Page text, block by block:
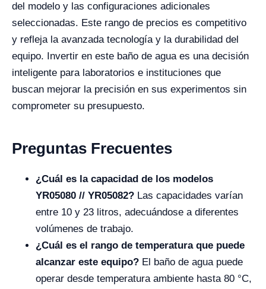
del modelo y las configuraciones adicionales
seleccionadas. Este rango de precios es competitivo
y refleja la avanzada tecnología y la durabilidad del
equipo. Invertir en este baño de agua es una decisión
inteligente para laboratorios e instituciones que
buscan mejorar la precisión en sus experimentos sin
comprometer su presupuesto.
Preguntas Frecuentes
¿Cuál es la capacidad de los modelos
YR05080 // YR05082? Las capacidades varían
entre 10 y 23 litros, adecuándose a diferentes
volúmenes de trabajo.
¿Cuál es el rango de temperatura que puede
alcanzar este equipo? El baño de agua puede
operar desde temperatura ambiente hasta 80 °C,